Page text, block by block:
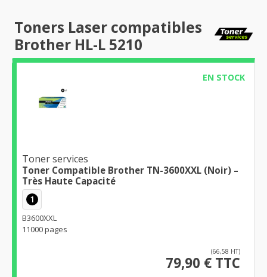
Toners Laser compatibles
Brother HL-L 5210
EN STOCK
Toner services
Toner Compatible Brother TN-3600XXL (Noir) –
Très Haute Capacité
1
B3600XXL
11000 pages
(66,58 HT)
79,90 € TTC